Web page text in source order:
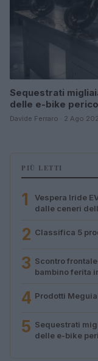
Sequestrati
delle e-bike
Davide Ferraro · 2 Ago
PIÙ LETTI
1
Vespera Iride
dalle ceneri
2 Classifica 5
3 Scontro
bambino ferita
4 Prodotti
5 Sequestrati
delle e-bike